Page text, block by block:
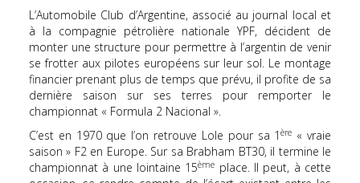
L’Automobile Club d’Argentine, associé au journal local et
à la compagnie pétrolière nationale YPF, décident de
monter une structure pour permettre à l’argentin de venir
se frotter aux pilotes européens sur leur sol. Le montage
financier prenant plus de temps que prévu, il profite de sa
dernière saison sur ses terres pour remporter le
championnat « Formula 2 Nacional ».
C’est en 1970 que l’on retrouve Lole pour sa 1ère « vraie
saison » F2 en Europe. Sur sa Brabham BT30, il termine le
championnat à une lointaine 15ème place. Il peut, à cette